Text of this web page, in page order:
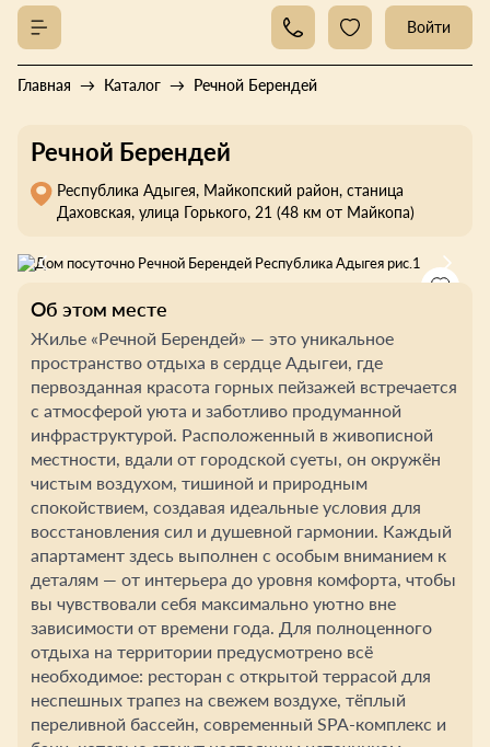
Войти
Главная Каталог Речной Берендей
Речной Берендей
Республика Адыгея, Майкопский район, станица
Даховская, улица Горького, 21 (48 км от Майкопа)
Об этом месте
Жилье «Речной Берендей» — это уникальное
пространство отдыха в сердце Адыгеи, где
первозданная красота горных пейзажей встречается
с атмосферой уюта и заботливо продуманной
инфраструктурой. Расположенный в живописной
местности, вдали от городской суеты, он окружён
чистым воздухом, тишиной и природным
спокойствием, создавая идеальные условия для
восстановления сил и душевной гармонии. Каждый
апартамент здесь выполнен с особым вниманием к
деталям — от интерьера до уровня комфорта, чтобы
вы чувствовали себя максимально уютно вне
зависимости от времени года. Для полноценного
отдыха на территории предусмотрено всё
необходимое: ресторан с открытой террасой для
неспешных трапез на свежем воздухе, тёплый
переливной бассейн, современный SPA-комплекс и